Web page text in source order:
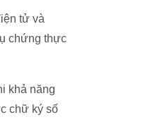
tử và
chứng thực
khả năng
chữ ký số